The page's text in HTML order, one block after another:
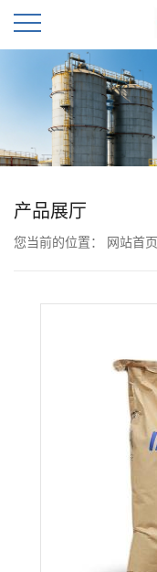
首
页
公
产品展厅
您当前的位置： 网站首页